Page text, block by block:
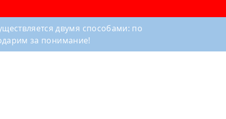
двумя способами: по
за понимание!